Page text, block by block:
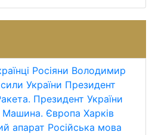
Росіяни Володимир
України Президент
Президент України
Машина. Європа Харків
апарат Російська мова